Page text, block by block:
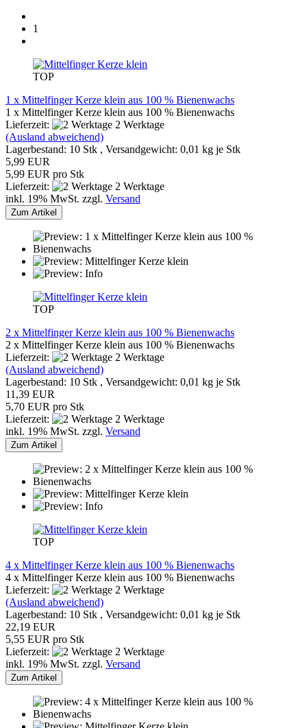
1
TOP
1 x Mittelfinger Kerze klein aus 100 % Bienenwachs
1 x Mittelfinger Kerze klein aus 100 % Bienenwachs
Lieferzeit:
2 Werktage
(Ausland abweichend)
Lagerbestand: 10 Stk , Versandgewicht: 0,01 kg je Stk
5,99 EUR
5,99 EUR pro Stk
Lieferzeit:
2 Werktage
inkl. 19% MwSt. zzgl. Versand
Zum Artikel
TOP
2 x Mittelfinger Kerze klein aus 100 % Bienenwachs
2 x Mittelfinger Kerze klein aus 100 % Bienenwachs
Lieferzeit:
2 Werktage
(Ausland abweichend)
Lagerbestand: 10 Stk , Versandgewicht: 0,01 kg je Stk
11,39 EUR
5,70 EUR pro Stk
Lieferzeit:
2 Werktage
inkl. 19% MwSt. zzgl. Versand
Zum Artikel
TOP
4 x Mittelfinger Kerze klein aus 100 % Bienenwachs
4 x Mittelfinger Kerze klein aus 100 % Bienenwachs
Lieferzeit:
2 Werktage
(Ausland abweichend)
Lagerbestand: 10 Stk , Versandgewicht: 0,01 kg je Stk
22,19 EUR
5,55 EUR pro Stk
Lieferzeit:
2 Werktage
inkl. 19% MwSt. zzgl. Versand
Zum Artikel